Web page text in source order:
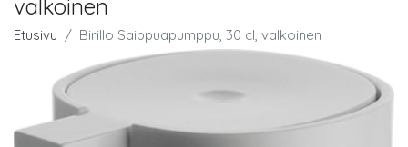
valkoinen
Etusivu Birillo Saippuapumppu, 30 cl, valkoinen